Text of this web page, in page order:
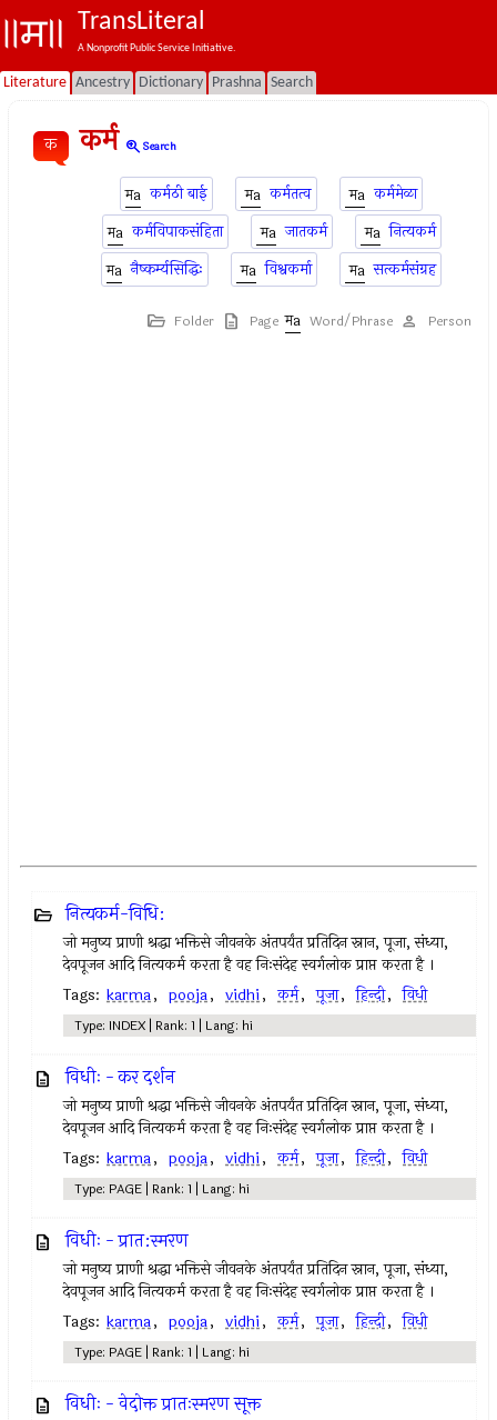
TransLiteral
A Nonprofit Public Service Initiative.
Literature Ancestry Dictionary Prashna Search
क कर्म zoom_inSearch
कर्मठी बाई कर्मतत्व
कर्ममेळा
कर्मविपाकसंहिता
जातकर्म
नित्यकर्म
नैष्कर्म्यसिद्धिः
विश्वकर्मा सत्कर्मसंग्रह
Folder Page Word/Phrase Person
नित्यकर्म-विधि:
जो मनुष्य प्राणी श्रद्धा भक्तिसे जीवनके अंतपर्यंत प्रतिदिन स्नान, पूजा, संध्या,
देवपूजन आदि नित्यकर्म करता है वह निःसंदेह स्वर्गलोक प्राप्त करता है ।
Tags: karma, pooja, vidhi, कर्म, पूजा, हिन्दी, विधी
Type: INDEX | Rank: 1 | Lang: hi
विधीः - कर दर्शन
जो मनुष्य प्राणी श्रद्धा भक्तिसे जीवनके अंतपर्यंत प्रतिदिन स्नान, पूजा, संध्या,
देवपूजन आदि नित्यकर्म करता है वह निःसंदेह स्वर्गलोक प्राप्त करता है ।
Tags: karma, pooja, vidhi, कर्म, पूजा, हिन्दी, विधी
Type: PAGE | Rank: 1 | Lang: hi
विधीः - प्रात:स्मरण
जो मनुष्य प्राणी श्रद्धा भक्तिसे जीवनके अंतपर्यंत प्रतिदिन स्नान, पूजा, संध्या,
देवपूजन आदि नित्यकर्म करता है वह निःसंदेह स्वर्गलोक प्राप्त करता है ।
Tags: karma, pooja, vidhi, कर्म, पूजा, हिन्दी, विधी
Type: PAGE | Rank: 1 | Lang: hi
विधीः - वेदोक्त प्रातःस्मरण सूक्त